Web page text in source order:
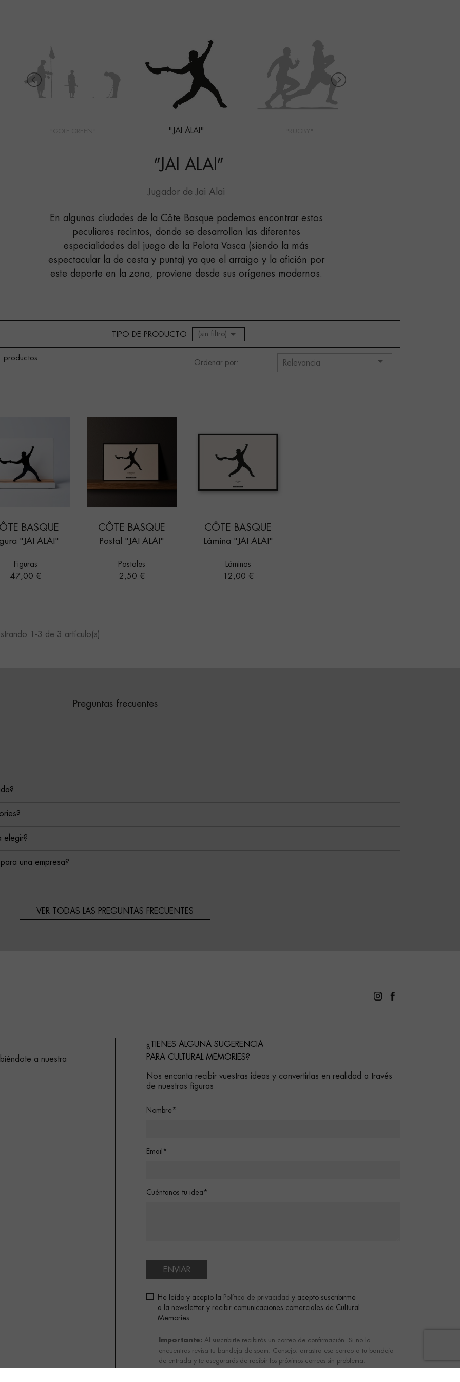
"JAI ALAI"
"JAI ALAI"
Jugador de Jai Alai
En algunas ciudades de la Côte Basque podemos encontrar estos
peculiares recintos, donde se desarrollan las diferentes
especialidades del juego de la Pelota Vasca (siendo la más
espectacular la de cesta y punta) ya que el arraigo y la afición por
este deporte en la zona, proviene desde sus orígenes modernos.
TIPO DE PRODUCTO (sin filtro) 
productos.
Ordenar por: Relevancia 
BASQUE
"JAI ALAI"
Figuras
Precio
47,00 €
CÔTE BASQUE
Postal "JAI ALAI"
Postales
Precio
2,50 €
CÔTE BASQUE
Lámina "JAI ALAI"
Láminas
Precio
12,00 €
1-3 de 3 artículo(s)
Preguntas frecuentes
elegir?
una empresa?
VER TODAS LAS PREGUNTAS FRECUENTES
a nuestra
¿TIENES ALGUNA SUGERENCIA
PARA CULTURAL MEMORIES?
Nos encanta recibir vuestras ideas y convertirlas en realidad a través
de nuestras figuras
Nombre*
Email*
Cuéntanos tu idea*
ENVIAR
He leído y acepto la Política de privacidad y acepto suscribirme
a la newsletter y recibir comunicaciones comerciales de Cultural
Memories
Importante: Al suscribirte recibirás un correo de confirmación. Si no lo
encuentras revisa tu bandeja de spam. Consejo: arrastra ese correo a tu bandeja
de entrada y te asegurarás de recibir los próximos correos sin problema.